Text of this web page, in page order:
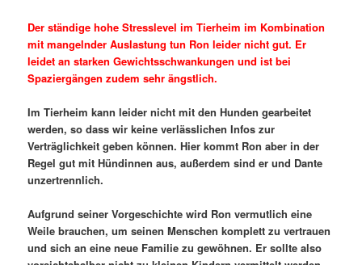
Der ständige hohe Stresslevel im Tierheim im Kombination
mit mangelnder Auslastung tun Ron leider nicht gut. Er
leidet an starken Gewichtsschwankungen und ist bei
Spaziergängen zudem sehr ängstlich.
Im Tierheim kann leider nicht mit den Hunden gearbeitet
werden, so dass wir keine verlässlichen Infos zur
Verträglichkeit geben können. Hier kommt Ron aber in der
Regel gut mit Hündinnen aus, außerdem sind er und Dante
unzertrennlich.
Aufgrund seiner Vorgeschichte wird Ron vermutlich eine
Weile brauchen, um seinen Menschen komplett zu vertrauen
und sich an eine neue Familie zu gewöhnen. Er sollte also